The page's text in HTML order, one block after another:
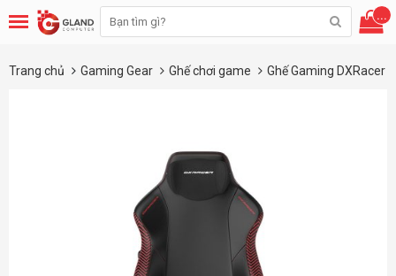
...
Trang chủ Gaming Gear Ghế chơi game Ghế Gaming DXRacer